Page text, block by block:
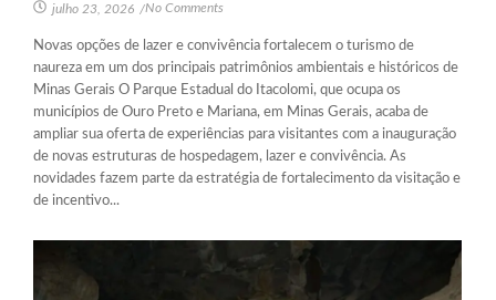
julho 23, 2026 /No Comments
Novas opções de lazer e convivência fortalecem o turismo de
naureza em um dos principais patrimônios ambientais e históricos de
Minas Gerais O Parque Estadual do Itacolomi, que ocupa os
municípios de Ouro Preto e Mariana, em Minas Gerais, acaba de
ampliar sua oferta de experiências para visitantes com a inauguração
de novas estruturas de hospedagem, lazer e convivência. As
novidades fazem parte da estratégia de fortalecimento da visitação e
de incentivo...